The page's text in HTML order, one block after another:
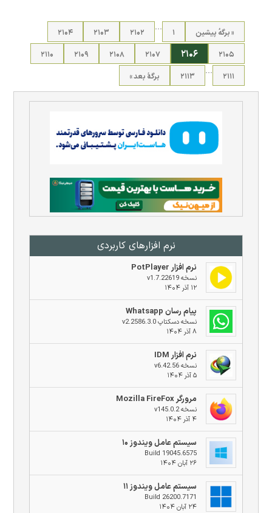
نرم افزار‌های کاربردی
نرم افزار PotPlayer
نسخه v1.7.22619
۱۲ آذر ۱۴۰۴
پیام رسان Whatsapp
نسخه دسکتاپ v2.2586.3.0
۸ آذر ۱۴۰۴
نرم افزار IDM
نسخه v6.42.56
۵ آذر ۱۴۰۴
مرورگر Mozilla FireFox
نسخه v145.0.2
۴ آذر ۱۴۰۴
سیستم عامل ویندوز ۱۰
Build 19045.6575
۲۶ آبان ۱۴۰۴
سیستم عامل ویندوز ۱۱
Build 26200.7171
۲۴ آبان ۱۴۰۴
« برگه‌ٔ پیشین ۱
…
۲۱۰۲ ۲۱۰۳
۲۱۰۴
۲۱۰۵
۲۱۰۶ ۲۱۰۷ ۲۱۰۸ ۲۱۰۹
۲۱۱۰
۲۱۱۱
…
۲۱۱۳ برگهٔ بعد »